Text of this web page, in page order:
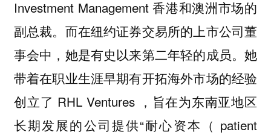
Investment Management 香港和澳洲市场的
副总裁。而在纽约证券交易所的上市公司董
事会中，她是有史以来第二年轻的成员。她
带着在职业生涯早期有开拓海外市场的经验
创立了 RHL Ventures ，旨在为东南亚地区
长期发展的公司提供“耐心资本（ patient